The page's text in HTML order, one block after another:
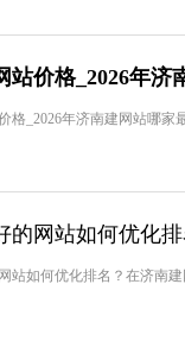
站价格_2026年济
格_2026年济南建网站哪家
的网站如何优化排
站如何优化排名？在济南